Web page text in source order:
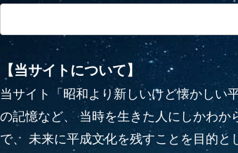
【当サイトについて】
当サイト「昭和より新しいけど懐かしい
の記憶など、 当時を生きた人にしかわか
で、 未来に平成文化を残すことを目的と